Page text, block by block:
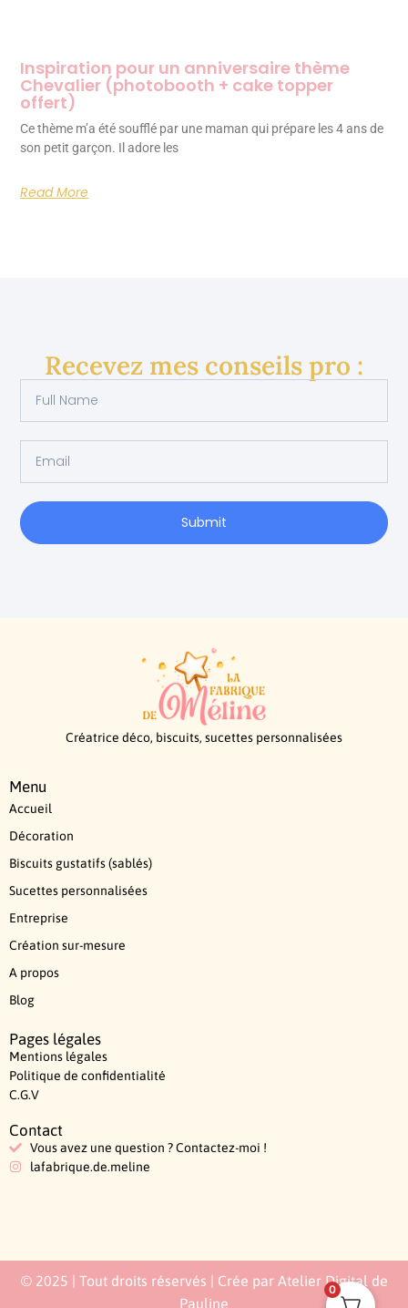
Inspiration pour un anniversaire thème
Chevalier (photobooth + cake topper
offert)
Ce thème m’a été soufflé par une maman qui prépare les 4 ans de
son petit garçon. Il adore les
Read More
Recevez mes conseils pro :
Submit
Créatrice déco, biscuits, sucettes personnalisées
Menu
Accueil
Décoration
Biscuits gustatifs (sablés)
Sucettes personnalisées
Entreprise
Création sur-mesure
A propos
Blog
Pages légales
Mentions légales
Politique de confidentialité
C.G.V
Contact
Vous avez une question ? Contactez-moi !
lafabrique.de.meline
© 2025 | Tout droits réservés | Crée par Atelier Digital de
Pauline
0